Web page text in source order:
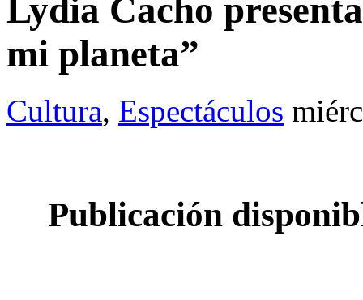
Lydia Cacho
mi planeta”
Cultura, Espectáculos
Publicación